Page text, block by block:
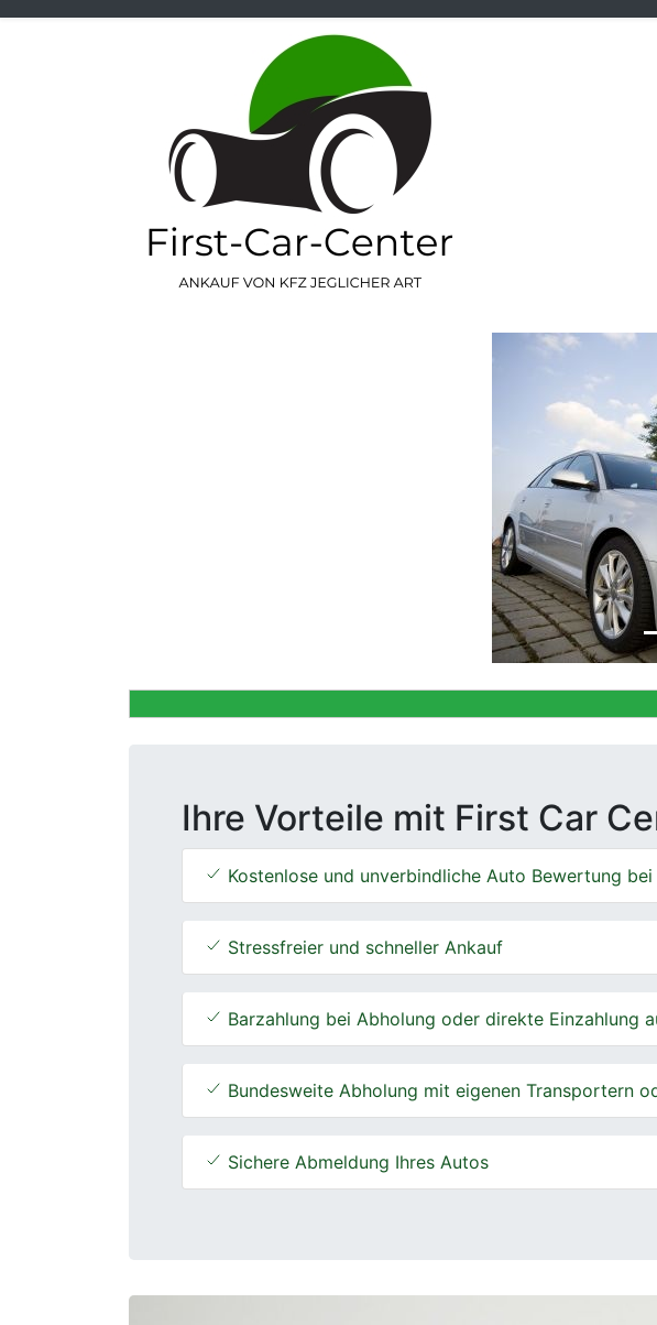
Ihre Vorteile mit First Car
Kostenlose und unverbindliche Auto Bewertung
Stressfreier und schneller Ankauf
Barzahlung bei Abholung oder direkte Einzahlung
Bundesweite Abholung mit eigenen Transportern
Sichere Abmeldung Ihres Autos